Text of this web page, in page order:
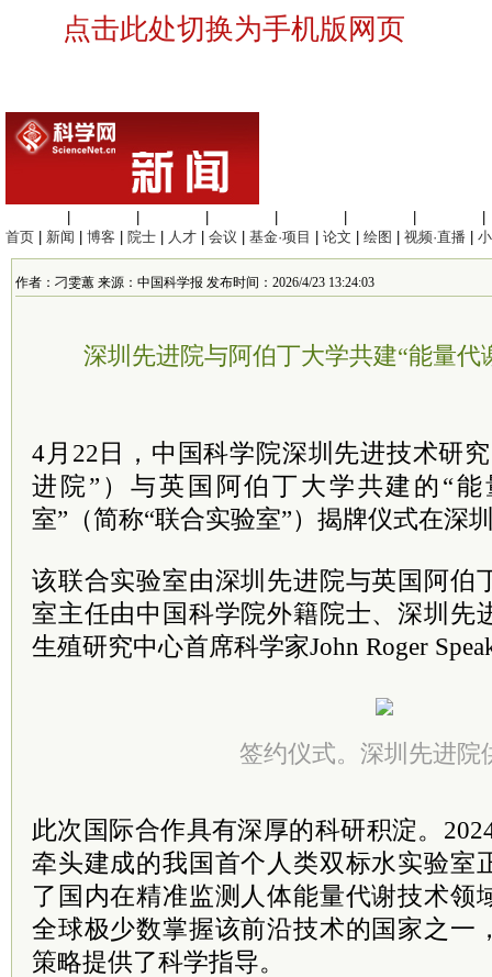
点击此处切换为手机版网页
首页
新闻 博客 院士 人才 会议 基金·项目 论文 绘图 视频·直播
作者：刁雯蕙 来源：中国科学报 发布时间：2026/4/23 13:24:03
深圳先进院与阿伯丁大学共建“能量代
4月22日，中国科学院深圳先进技术研
进院”）与英国阿伯丁大学共建的“
室”（简称“联合实验室”）揭牌仪式在深
该联合实验室由深圳先进院与英国阿伯
室主任由中国科学院外籍院士、深圳先
生殖研究中心首席科学家John Roger
签约仪式。深圳先进院
此次国际合作具有深厚的科研积淀。
牵头建成的我国首个人类双标水实验室
了国内在精准监测人体能量代谢技术领
全球极少数掌握该前沿技术的国家之一
策略提供了科学指导。